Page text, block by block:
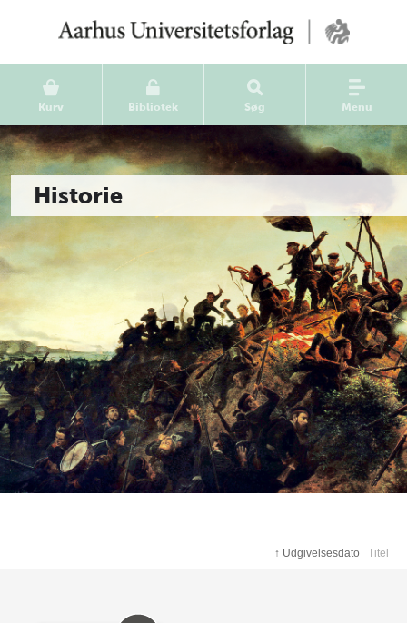
Kurv Bibliotek Søg Menu
Historie
↑ Udgivelsesdato Titel